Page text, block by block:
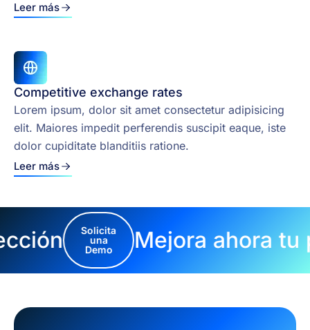
Leer más
Competitive exchange rates
Lorem ipsum, dolor sit amet consectetur adipisicing
elit. Maiores impedit perferendis suscipit eaque, iste
dolor cupiditate blanditiis ratione.
Leer más
Solicita
una
Demo
Mejora ahora tu